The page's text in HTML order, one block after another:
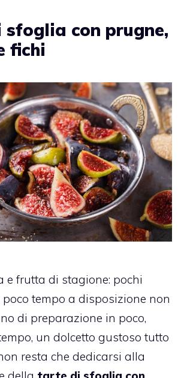
con prugne,
fichi
e frutta di stagione: pochi
tempo a disposizione non
di preparazione in poco,
un dolcetto gustoso tutto
resta che dedicarsi alla